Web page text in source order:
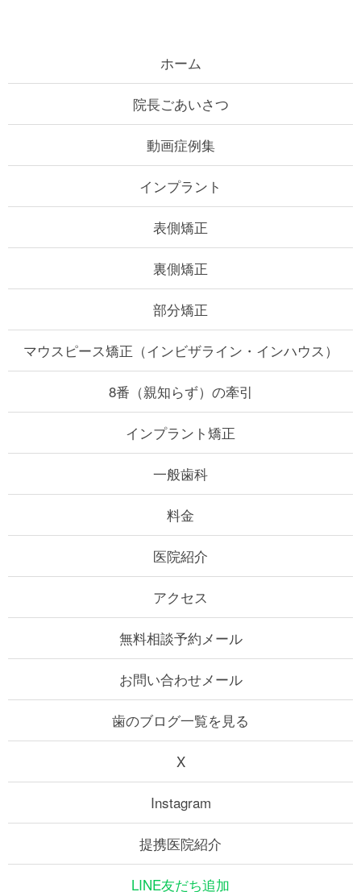
ホーム
院長ごあいさつ
動画症例集
インプラント
表側矯正
裏側矯正
部分矯正
マウスピース矯正 （インビザライン・インハウス）
8番（親知らず）の牽引
インプラント矯正
一般歯科
料金
医院紹介
アクセス
無料相談予約メール
お問い合わせメール
歯のブログ一覧を見る
X
Instagram
提携医院紹介
LINE友だち追加